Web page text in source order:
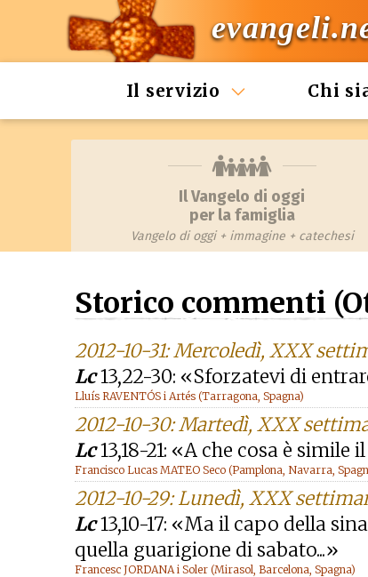
Il servizio Chi
Il Vangelo di oggi
per la famiglia
Vangelo di oggi + immagine + catechesi
Storico commenti
2012-10-31: Mercoledì, XXX
Lc13,22-30: «Sforzatevi di
Lluís RAVENTÓS i Artés (Tarragona, Spagna)
2012-10-30: Martedì, XXX
Lc13,18-21: «A che cosa è simile
Francisco Lucas MATEO Seco (Pamplona, Navarra,
2012-10-29: Lunedì, XXX
Lc13,10-17: «Ma il capo della
quella guarigione di sabato...»
Francesc JORDANA i Soler (Mirasol, Barcelona, Spagna)